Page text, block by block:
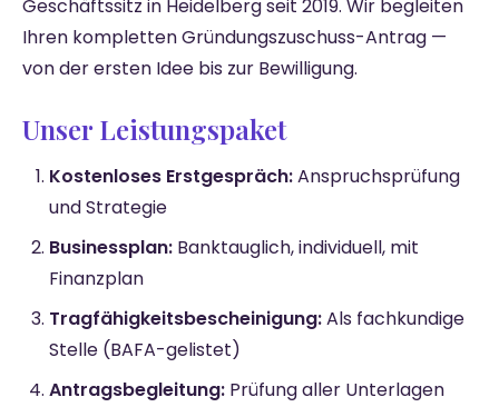
Geschäftssitz in Heidelberg seit 2019. Wir begleiten
Ihren kompletten Gründungszuschuss-Antrag —
von der ersten Idee bis zur Bewilligung.
Unser Leistungspaket
Kostenloses Erstgespräch:Anspruchsprüfung
und Strategie
Businessplan: Banktauglich, individuell, mit
Finanzplan
Tragfähigkeitsbescheinigung:Als fachkundige
Stelle (BAFA-gelistet)
Antragsbegleitung: Prüfung aller Unterlagen